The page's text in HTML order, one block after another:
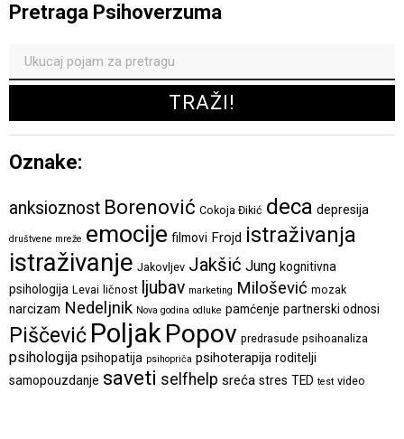
Pretraga Psihoverzuma
Oznake:
anksioznost Borenović Cokoja Đikić deca depresija
društvene mreže emocije filmovi Frojd istraživanja
istraživanje Jakovljev Jakšić Jung kognitivna
psihologija Levai ličnost ljubav marketing Milošević mozak
narcizam Nedeljnik Nova godina odluke pamćenje partnerski odnosi
Piščević PoljakPopov predrasude psihoanaliza
psihologija psihopatija psihopriča psihoterapija roditelji
samopouzdanje saveti selfhelp sreća stres TED test video